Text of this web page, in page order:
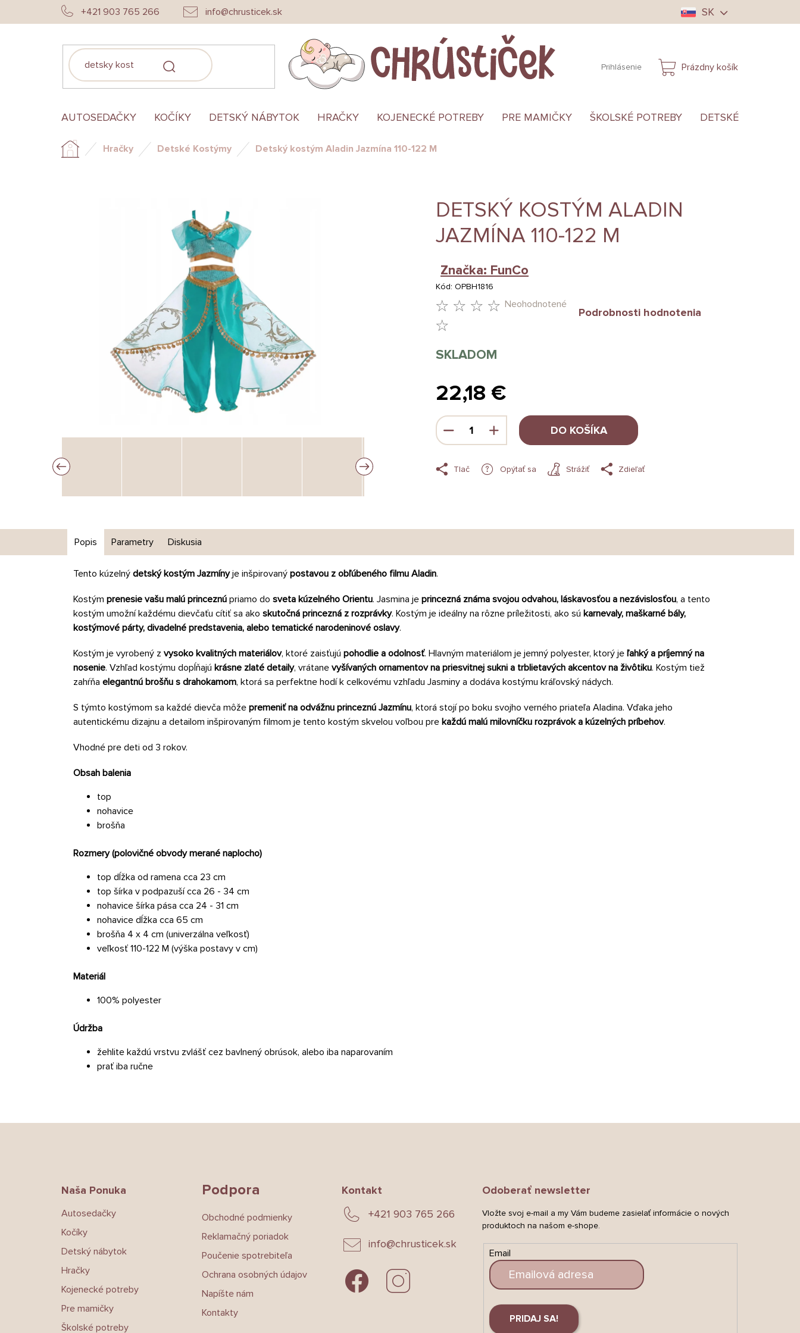
+421 903 765 266 info@chrusticek.sk SK
HĽADAŤ Prihlásenie
NÁKUPNÝ
Prázdny košík
AUTOSEDAČKY KOČÍKY DETSKÝ NÁBYTOK HRAČKY KOJENECKÉ POTREBY PRE MAMIČKY ŠKOLSKÉ POTREBY DETSKÉ OBLEČENIE
DomovHračky Detské Kostýmy Detský kostým Aladin Jazmína 110-122 M
DETSKÝ KOSTÝM ALADIN
JAZMÍNA 110-122 M
HODNOTENIE
JE
0,0
5
HVIEZDIČIEK.
Neohodnotené
Podrobnosti hodnotenia
Kód: OPBH1816
Značka: FunCo
SKLADOM
22,18 €
Jednotková
cena:
DO KOŠÍKA
Tlač Opýtať sa Strážiť Zdieľať
Popis Parametry Diskusia
Tento kúzelný detský kostým Jazmínyje inšpirovaný postavou z obľúbeného filmu Aladin.
Kostým prenesie vašu malú princeznú priamo do sveta kúzelného Orientu. Jasmina je princezná známa svojou odvahou, láskavosťou a nezávislosťou, a tento
kostým umožní každému dievčaťu cítiť sa ako skutočná princezná z rozprávky. Kostým je ideálny na rôzne príležitosti, ako sú karnevaly, maškarné bály,
kostýmové párty, divadelné predstavenia, alebo tematické narodeninové oslavy.
Kostým je vyrobený z vysoko kvalitných materiálov, ktoré zaisťujú pohodlie a odolnosť. Hlavným materiálom je jemný polyester, ktorý je ľahký a príjemný na
nosenie. Vzhľad kostýmu dopĺňajú krásne zlaté detaily, vrátane vyšívaných ornamentov na priesvitnej sukni a trblietavých akcentov na živôtiku. Kostým tiež
zahŕňa elegantnú brošňu s drahokamom, ktorá sa perfektne hodí k celkovému vzhľadu Jasminy a dodáva kostýmu kráľovský nádych.
S týmto kostýmom sa každé dievča môže premeniť na odvážnu princeznú Jazmínu, ktorá stojí po boku svojho verného priateľa Aladina. Vďaka jeho
autentickému dizajnu a detailom inšpirovaným filmom je tento kostým skvelou voľbou pre každú malú milovníčku rozprávok a kúzelných príbehov.
Vhodné pre deti od 3 rokov.
Obsah balenia
top
nohavice
brošňa
Rozmery (polovičné obvody merané naplocho)
top dĺžka od ramena cca 23 cm
top šírka v podpazuší cca 26 - 34 cm
nohavice šírka pása cca 24 - 31 cm
nohavice dĺžka cca 65 cm
brošňa 4 x 4 cm (univerzálna veľkosť)
veľkosť 110-122 M (výška postavy v cm)
Materiál
100% polyester
Údržba
žehlite každú vrstvu zvlášť cez bavlnený obrúsok, alebo iba naparovaním
prať iba ručne
Naša Ponuka
Autosedačky
Kočíky
Detský nábytok
Hračky
Kojenecké potreby
Pre mamičky
Školské potreby
Podpora
Obchodné podmienky
Reklamačný poriadok
Poučenie spotrebiteľa
Ochrana osobných údajov
Napíšte nám
Kontakty
Kontakt
info@chrusticek.sk
+421 903 765 266
Odoberať newsletter
Vložte svoj e-mail a my Vám budeme zasielať informácie o nových
produktoch na našom e-shope.
Email
PRIDAJ SA!